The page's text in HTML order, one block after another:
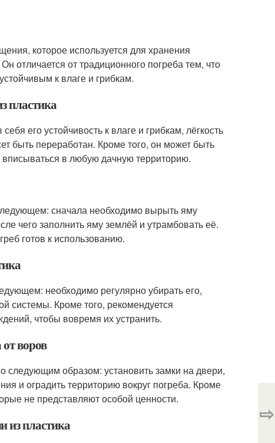
которое используется для хранения
отличается от традиционного погреба тем, что
к влаге и грибкам.
пластика
его устойчивость к влаге и грибкам, лёгкость
быть переработан. Кроме того, он может быть
в любую дачную территорию.
сначала необходимо вырыть яму
чего заполнить яму землёй и утрамбовать её.
готов к использованию.
необходимо регулярно убирать его,
системы. Кроме того, рекомендуется
чтобы вовремя их устранить.
воров
следующим образом: установить замки на двери,
и оградить территорию вокруг погреба. Кроме
не представляют особой ценности.
из пластика ⇨